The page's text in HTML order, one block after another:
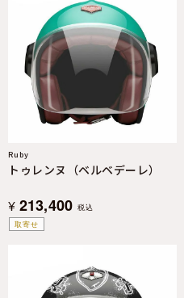
取寄せ
Ruby
トゥレンヌ（ベルベデーレ）
¥ 213,400 税込